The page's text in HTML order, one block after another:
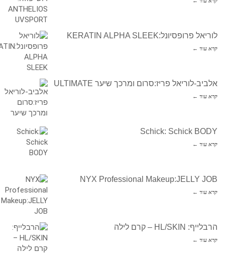
לוריאל פרופסיונל:KERATIN ALPHA SLEEK
קרא עוד ←
אלביב-לוריאל פריז:סרום ומרכך שיער ULTIMATE
קרא עוד ←
Schick: Schick BODY
קרא עוד ←
NYX Professional Makeup:JELLY JOB
קרא עוד ←
הרבלייף: HL/SKIN – קרם לילה
קרא עוד ←